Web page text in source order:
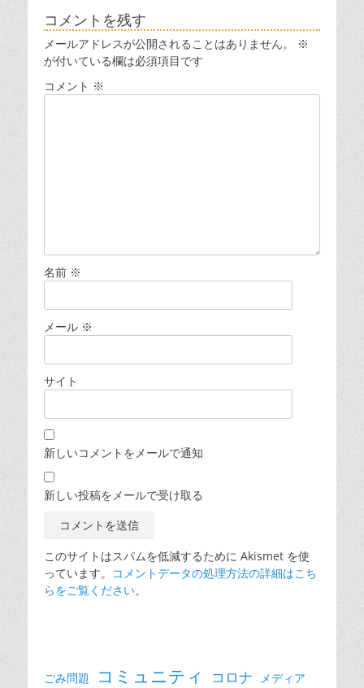
コメントを残す
メールアドレスが公開されることはありません。
※
が付いている欄は必須項目です
コメント ※
名前 ※
メール ※
サイト
新しいコメントをメールで通知
新しい投稿をメールで受け取る
このサイトはスパムを低減するために Akismet を使
っています。 コメントデータの処理方法の詳細はこち
らをご覧ください。
ごみ問題 コミュニティ コロナ
メディア